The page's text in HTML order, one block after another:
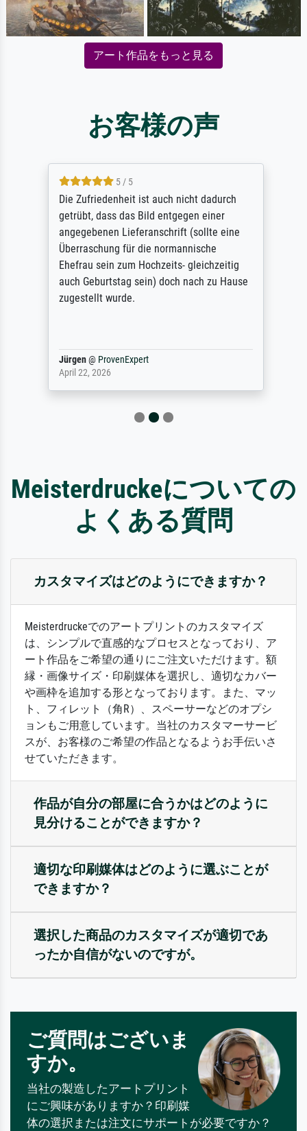
アート作品をもっと見る
お客様の声
5 / 5
Die Zufriedenheit ist auch nicht dadurch
getrübt, dass das Bild entgegen einer
angegebenen Lieferanschrift (sollte eine
Überraschung für die normannische
Ehefrau sein zum Hochzeits- gleichzeitig
auch Geburtstag sein) doch nach zu Hause
zugestellt wurde.
Jürgen@ ProvenExpert
April 22, 2026
Meisterdruckeについての
よくある質問
カスタマイズはどのようにできますか？
Meisterdruckeでのアートプリントのカスタマイズ
は、シンプルで直感的なプロセスとなっており、ア
ート作品をご希望の通りにご注文いただけます。額
縁・画像サイズ・印刷媒体を選択し、適切なカバー
や画枠を追加する形となっております。また、マッ
ト、フィレット（角R）、スペーサーなどのオプシ
ョンもご用意しています。当社のカスタマーサービ
スが、お客様のご希望の作品となるようお手伝いさ
せていただきます。
作品が自分の部屋に合うかはどのように
見分けることができますか？
適切な印刷媒体はどのように選ぶことが
できますか？
選択した商品のカスタマイズが適切であ
ったか自信がないのですが。
ご質問はございま
すか。
当社の製造したアートプリント
にご興味がありますか？印刷媒
体の選択または注文にサポートが必要ですか？